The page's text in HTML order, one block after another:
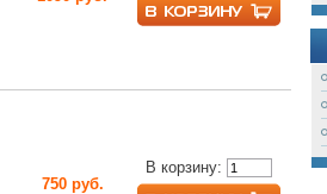
750 руб.
В корзину: